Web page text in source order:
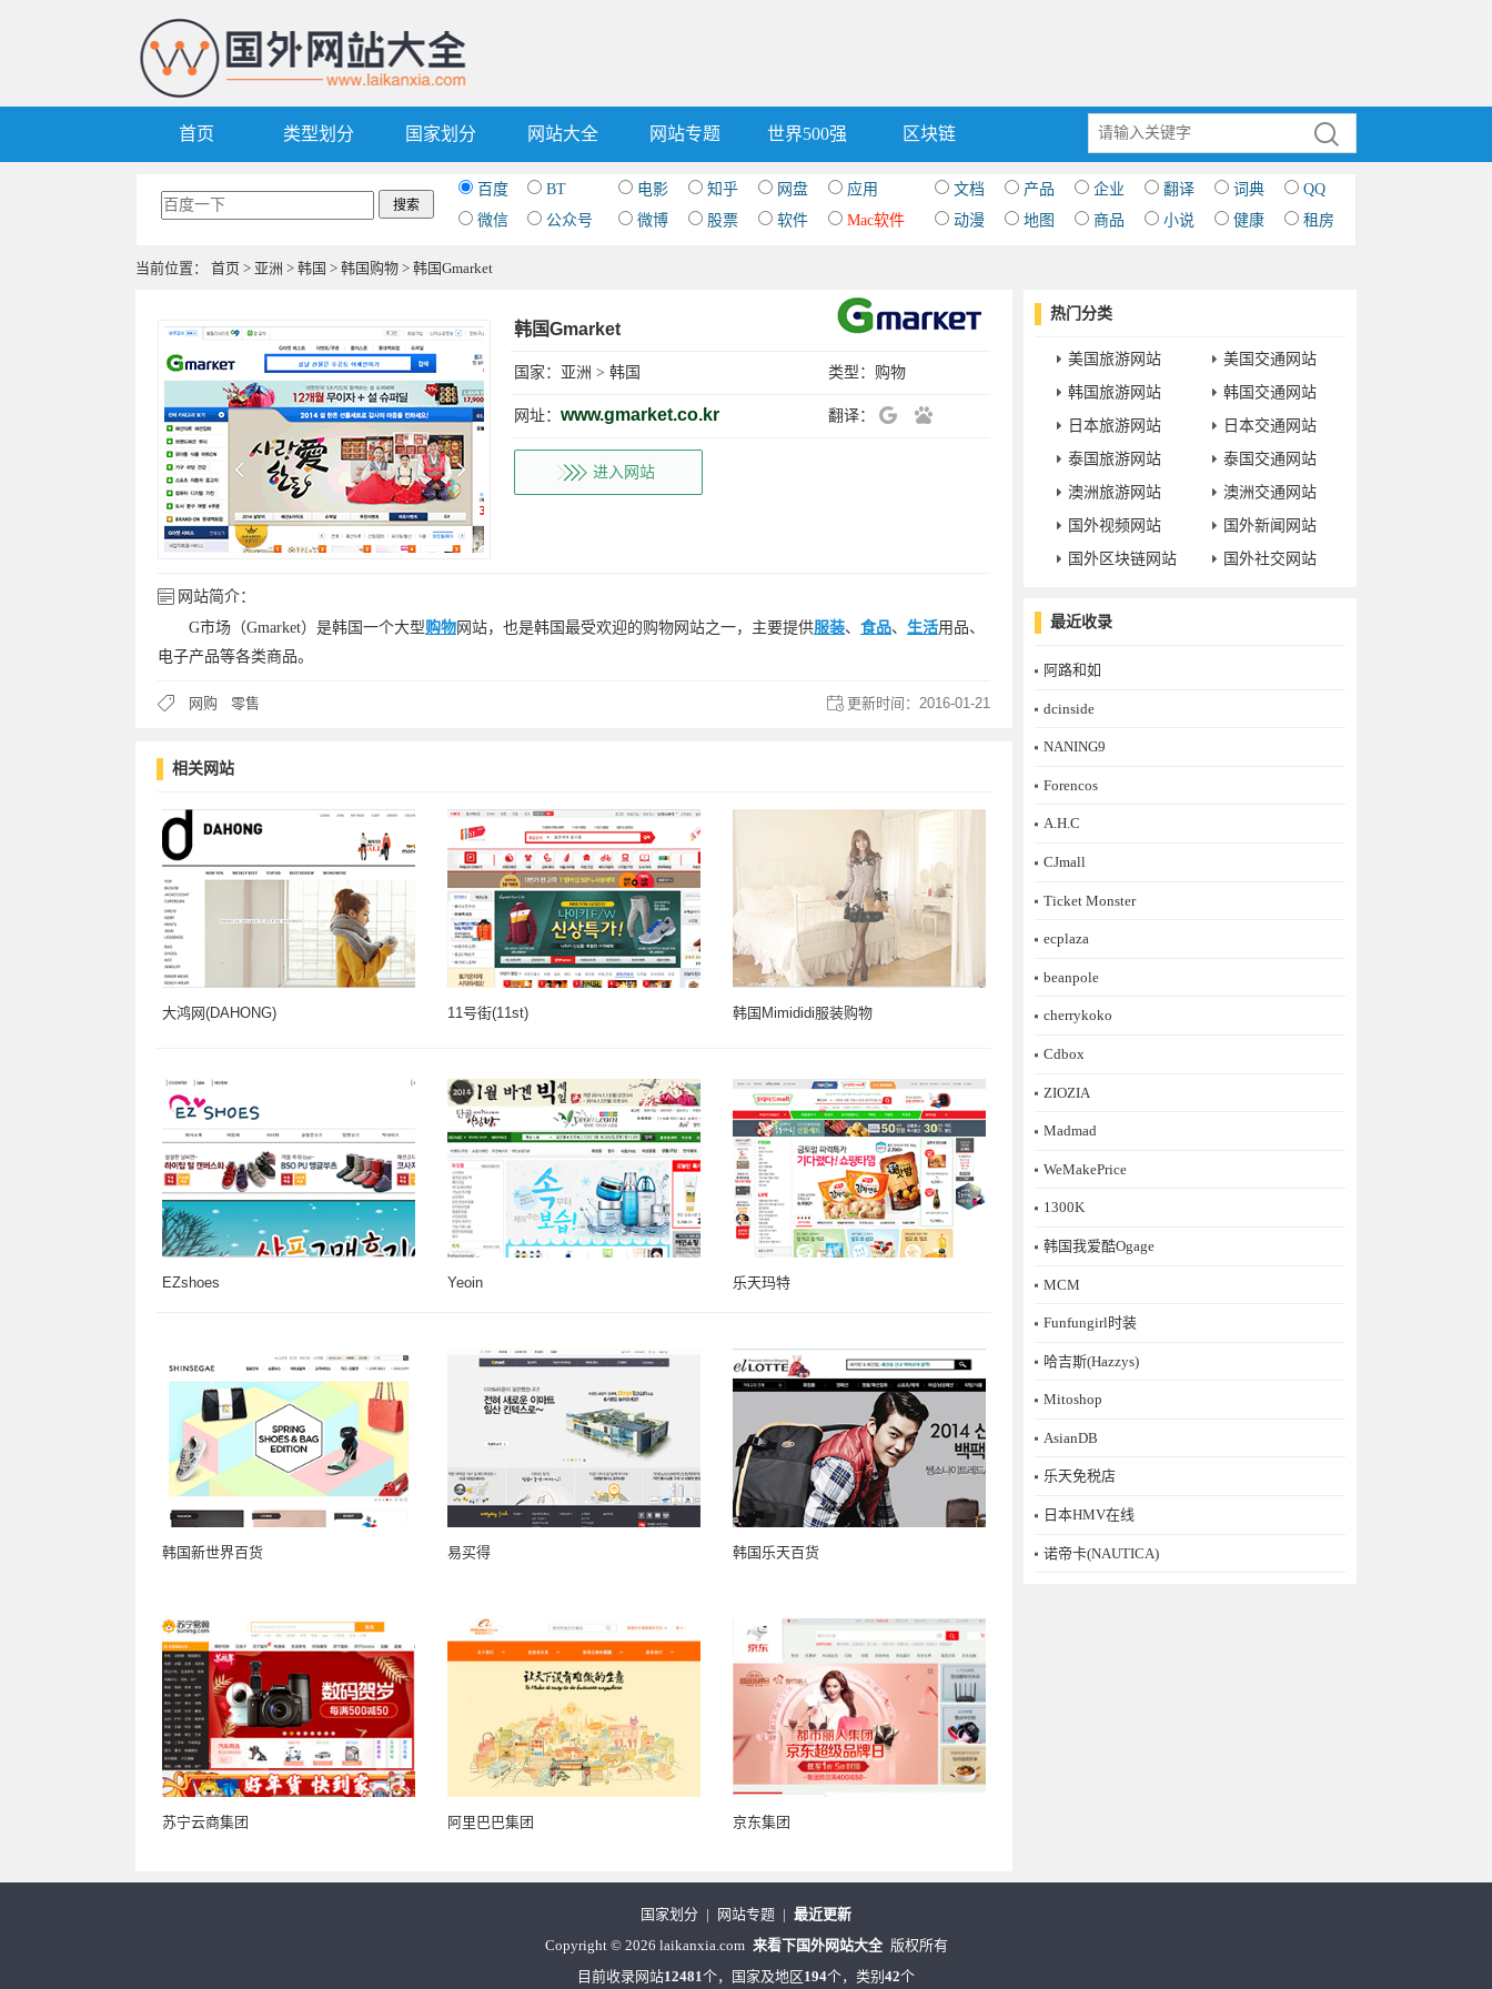
首页 类型划分 国家划分 网站大全 网站专题 世界500强 区块链
百度 BT 电影 知乎 网盘 应用 文档 产品 企业 翻译 词典
QQ
微信
公众号 微博 股票 软件 Mac软件 动漫 地图 商品 小说 健康 租房
当前位置： 首页 > 亚洲 > 韩国 > 韩国购物 > 韩国Gmarket
韩国Gmarket
国家： 亚洲 > 韩国 类型： 购物
网址： www.gmarket.co.kr 翻译：
进入网站
网站简介：
G市场（Gmarket）是韩国一个大型购物网站，也是韩国最受欢迎的购物网站之一，主要提供服装、 食品、 生活用品、
电子产品等各类商品。
网购 零售 更新时间： 2016-01-21
相关网站
大鸿网(DAHONG) 11号街(11st) 韩国Mimididi服装购物
EZshoes Yeoin 乐天玛特
韩国新世界百货 易买得 韩国乐天百货
苏宁云商集团 阿里巴巴集团 京东集团
热门分类
美国旅游网站
美国交通网站
韩国旅游网站
韩国交通网站
日本旅游网站
日本交通网站
泰国旅游网站
泰国交通网站
澳洲旅游网站
澳洲交通网站
国外视频网站
国外新闻网站
国外区块链网站
国外社交网站
最近收录
阿路和如
dcinside
NANING9
Forencos
A.H.C
CJmall
Ticket Monster
ecplaza
beanpole
cherrykoko
Cdbox
ZIOZIA
Madmad
WeMakePrice
1300K
韩国我爱酷Ogage
MCM
Funfungirl时装
哈吉斯(Hazzys)
Mitoshop
AsianDB
乐天免税店
日本HMV在线
诺帝卡(NAUTICA)
国家划分 | 网站专题 | 最近更新
Copyright ©2026 laikanxia.com 来看下国外网站大全 版权所有
目前收录网站12481个，国家及地区194个，类别 42个